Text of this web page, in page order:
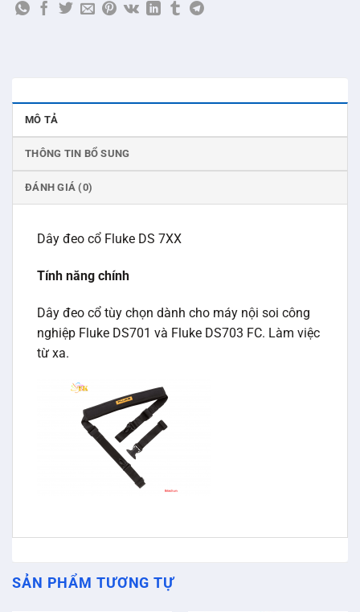
MÔ TẢ
THÔNG TIN BỔ SUNG
ĐÁNH GIÁ (0)
Dây đeo cổ Fluke DS 7XX
Tính năng chính
Dây đeo cổ tùy chọn dành cho máy nội soi công
nghiệp Fluke DS701 và Fluke DS703 FC. Làm việc
từ xa.
SẢN PHẨM TƯƠNG TỰ